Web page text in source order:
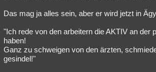
Das mag ja alles sein, aber er wird jetzt in
"Ich rede von den arbeitern die AKTIV an der
haben!
Ganz zu schweigen von den ärzten,
gesindel!"